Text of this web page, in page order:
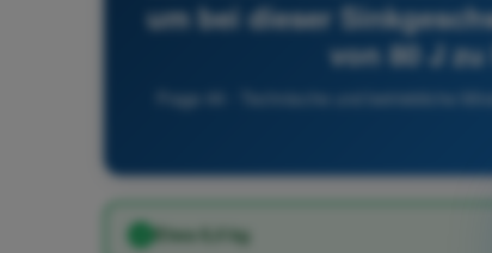
um bei dieser
von 80 J zu
Frage 44 - Technische und betriebliche
Etwa 6,4 kg